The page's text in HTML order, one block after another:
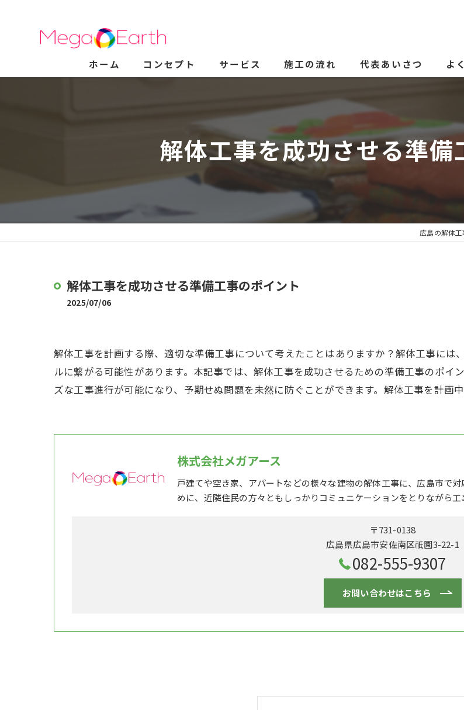
ホーム コンセプト サービス 施工の流れ 代表あいさつ よ
解体工事を成功させる準備
広島の解体
解体工事を成功させる準備工事のポイント
2025/07/06
解体工事を計画する際、適切な準備工事について考えたことはありますか？解体工事には
ルに繋がる可能性があります。本記事では、解体工事を成功させるための準備工事のポイ
ズな工事進行が可能になり、予期せぬ問題を未然に防ぐことができます。解体工事を計画
株式会社メガアース
戸建てや空き家、アパートなどの様々な建物の解体工事に、広島市で
めに、近隣住民の方々ともしっかりコミュニケーションをとりながら工
〒731-0138
広島県広島市安佐南区祇園3-22-1
082-555-9307
お問い合わせはこちら